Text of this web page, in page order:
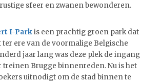
sfeer en zwanen bewonderen.
I-Parkis een prachtig groen park dat
ere van de voormalige Belgische
jaar lang was deze plek de ingang
treinen Brugge binnenreden. Nu is het
uitnodigt om de stad binnen te